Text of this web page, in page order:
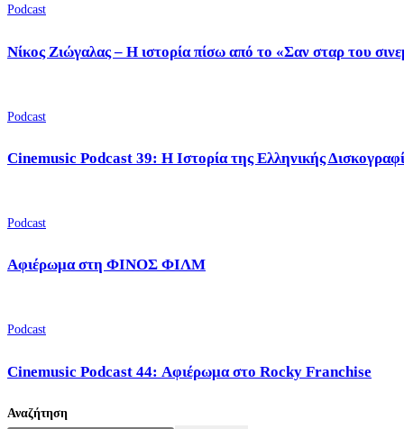
Podcast
Νίκος Ζιώγαλας – Η ιστορία πίσω από το «Σαν σταρ του
Podcast
Cinemusic Podcast 39: Η Ιστορία της Ελληνικής
Podcast
Αφιέρωμα στη ΦΙΝΟΣ ΦΙΛΜ
Podcast
Cinemusic Podcast 44: Αφιέρωμα στο Rocky Franchise
Αναζήτηση